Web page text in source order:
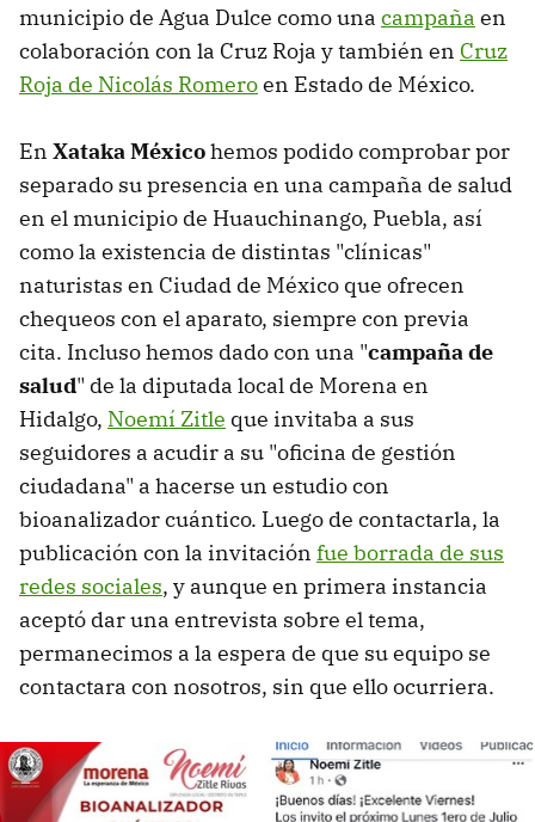
municipio de Agua Dulce como una campaña en
colaboración con la Cruz Roja y también en Cruz
Roja de Nicolás Romeroen Estado de México.
En Xataka Méxicohemos podido comprobar por
separado su presencia en una campaña de salud
en el municipio de Huauchinango, Puebla, así
como la existencia de distintas "clínicas"
naturistas en Ciudad de México que ofrecen
chequeos con el aparato, siempre con previa
cita. Incluso hemos dado con una "campaña de
salud" de la diputada local de Morena en
Hidalgo, Noemí Zitle que invitaba a sus
seguidores a acudir a su "oficina de gestión
ciudadana" a hacerse un estudio con
bioanalizador cuántico. Luego de contactarla, la
publicación con la invitación fue borrada de sus
redes sociales, y aunque en primera instancia
aceptó dar una entrevista sobre el tema,
permanecimos a la espera de que su equipo se
contactara con nosotros, sin que ello ocurriera.